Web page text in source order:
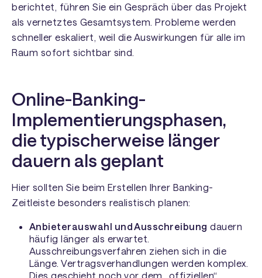
berichtet, führen Sie ein Gespräch über das Projekt
als vernetztes Gesamtsystem. Probleme werden
schneller eskaliert, weil die Auswirkungen für alle im
Raum sofort sichtbar sind.
Online-Banking-
Implementierungsphasen,
die typischerweise länger
dauern als geplant
Hier sollten Sie beim Erstellen Ihrer Banking-
Zeitleiste besonders realistisch planen:
Anbieterauswahl und Ausschreibung dauern
häufig länger als erwartet.
Ausschreibungsverfahren ziehen sich in die
Länge. Vertragsverhandlungen werden komplex.
Dies geschieht noch vor dem „offiziellen“